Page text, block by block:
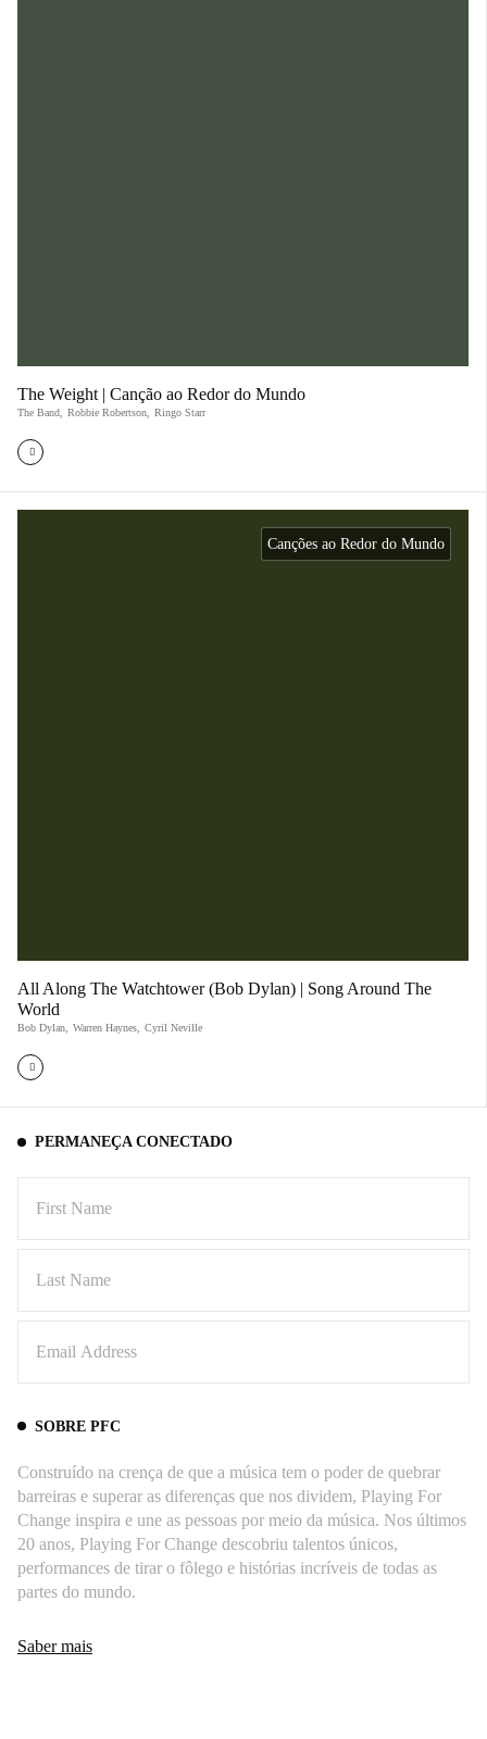
The Weight | Canção ao Redor do Mundo
The Band Robbie Robertson Ringo Starr
Canções ao Redor do Mundo
All Along The Watchtower (Bob Dylan) | Song Around The
World
Bob Dylan Warren Haynes Cyril Neville
PERMANEÇA CONECTADO
SOBRE PFC
Construído na crença de que a música tem o poder de quebrar
barreiras e superar as diferenças que nos dividem, Playing For
Change inspira e une as pessoas por meio da música. Nos últimos
20 anos, Playing For Change descobriu talentos únicos,
performances de tirar o fôlego e histórias incríveis de todas as
partes do mundo.
Saber mais